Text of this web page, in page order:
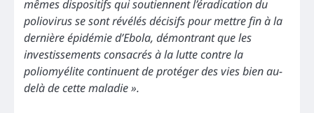
mêmes dispositifs qui soutiennent l’éradication du
poliovirus se sont révélés décisifs pour mettre fin à la
dernière épidémie d’Ebola, démontrant que les
investissements consacrés à la lutte contre la
poliomyélite continuent de protéger des vies bien au-
delà de cette maladie ».